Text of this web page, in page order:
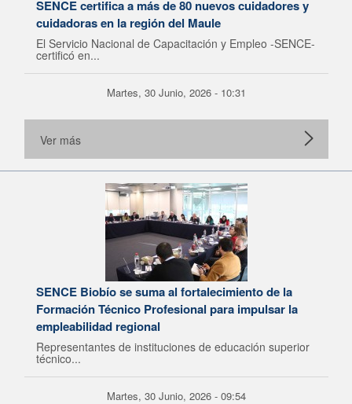
SENCE certifica a más de 80 nuevos cuidadores y
cuidadoras en la región del Maule
El Servicio Nacional de Capacitación y Empleo -SENCE-
certificó en...
Martes, 30 Junio, 2026 - 10:31
Ver más
SENCE Biobío se suma al fortalecimiento de la
Formación Técnico Profesional para impulsar la
empleabilidad regional
Representantes de instituciones de educación superior
técnico...
Martes, 30 Junio, 2026 - 09:54